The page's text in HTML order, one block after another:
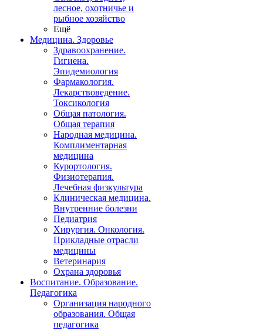
лесное, охотничье и
рыбное хозяйство
Ещё
Медицина. Здоровье
Здравоохранение.
Гигиена.
Эпидемиология
Фармакология.
Лекарствоведение.
Токсикология
Общая патология.
Общая терапия
Народная медицина.
Комплиментарная
медицина
Курортология.
Физиотерапия.
Лечебная физкультура
Клиническая медицина.
Внутренние болезни
Педиатрия
Хирургия. Онкология.
Прикладные отрасли
медицины
Ветеринария
Охрана здоровья
Воспитание. Образование.
Педагогика
Организация народного
образования. Общая
педагогика